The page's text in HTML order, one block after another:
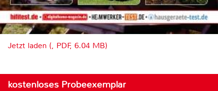
Jetzt laden (, PDF, 6.04 MB)
kostenloses Probeexemplar